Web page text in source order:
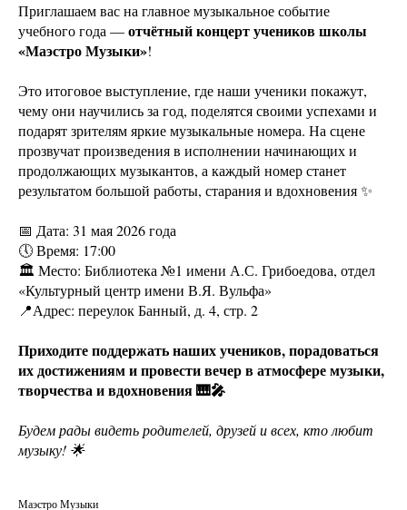
Приглашаем вас на главное музыкальное событие
учебного года —отчётный концерт учеников школы
«Маэстро Музыки»!
Это итоговое выступление, где наши ученики покажут,
чему они научились за год, поделятся своими успехами и
подарят зрителям яркие музыкальные номера. На сцене
прозвучат произведения в исполнении начинающих и
продолжающих музыкантов, а каждый номер станет
результатом большой работы, старания и вдохновения ✨
📅 Дата: 31 мая 2026 года
🕔 Время: 17:00
🏛️ Место: Библиотека №1 имени А.С. Грибоедова, отдел
«Культурный центр имени В.Я. Вульфа»
📍Адрес: переулок Банный, д. 4, стр. 2
Приходите поддержать наших учеников, порадоваться
их достижениям и провести вечер в атмосфере музыки,
творчества и вдохновения 🎹🎤
Будем рады видеть родителей, друзей и всех, кто любит
музыку! 🌟
Маэстро Музыки